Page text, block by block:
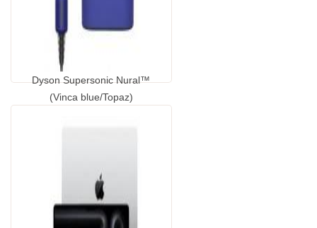
Dyson Supersonic Nural™
(Vinca blue/Topaz)